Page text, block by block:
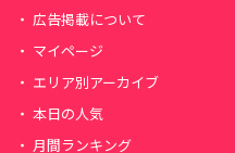
広告掲載について
マイページ
エリア別アーカイブ
本日の人気
月間ランキング